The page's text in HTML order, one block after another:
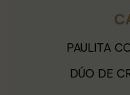
PAULITA
DÚO DE